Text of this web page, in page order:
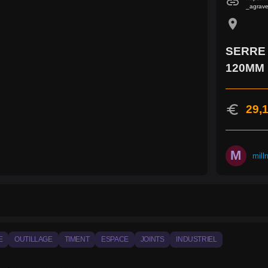
location_on
120MM
euro
M
OUTILLAGE TIMENT ESPACE JOINTS INDUSTRIEL